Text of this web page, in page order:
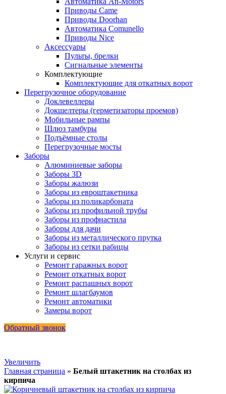
Приводы Came
Приводы Doorhan
Автоматика Comunello
Приводы Nice
Аксессуары
Пульты, брелки
Сигнальные элементы
Комплектующие
Комплектующие для откатных ворот
Перегрузочное оборудование
Доклевеллеры
Докшелтеры (герметизаторы проемов)
Мобильные рампы
Шлюз тамбуры
Подъёмные столы
Перегрузочные мосты
Заборы
Алюминиевые заборы
Заборы 3D
Заборы жалюзи
Заборы из евроштакетника
Заборы из поликарбоната
Заборы из профильной трубы
Заборы из профнастила
Заборы для дачи
Заборы из металлического прутка
Заборы из сетки рабицы
Услуги и сервис
Ремонт гаражных ворот
Ремонт откатных ворот
Ремонт распашных ворот
Ремонт шлагбаумов
Ремонт автоматики
Замеры ворот
Обратный звонок
Увеличить
Главная страница » Белый штакетник на столбах из
кирпича